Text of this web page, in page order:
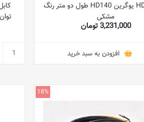
کابل HDMI یوگرین HD140 طول دو متر رنگ
مشکی
3,231,000 تومان
افزودن به سبد خرید
18%